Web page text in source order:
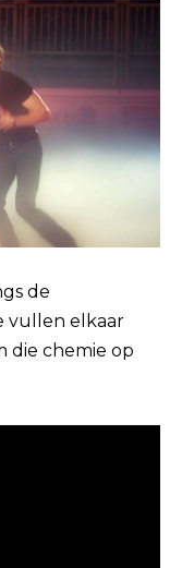
de
vullen elkaar
die chemie op